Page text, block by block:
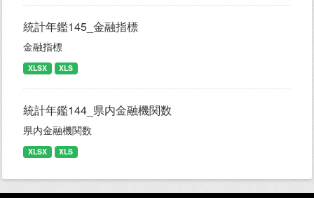
統計年鑑145_金融指標
金融指標
XLSX XLS
統計年鑑144_県内金融機関数
県内金融機関数
XLSX XLS